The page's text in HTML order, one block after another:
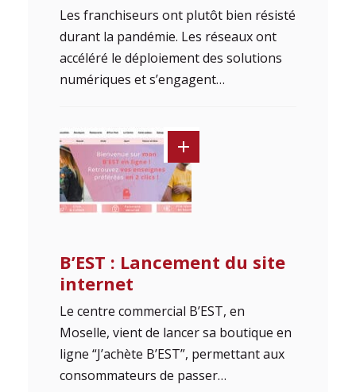
Les franchiseurs ont plutôt bien résisté
durant la pandémie. Les réseaux ont
accéléré le déploiement des solutions
numériques et s’engagent…
B’EST : Lancement du site
internet
Le centre commercial B’EST, en
Moselle, vient de lancer sa boutique en
ligne “J’achète B’EST”, permettant aux
consommateurs de passer…